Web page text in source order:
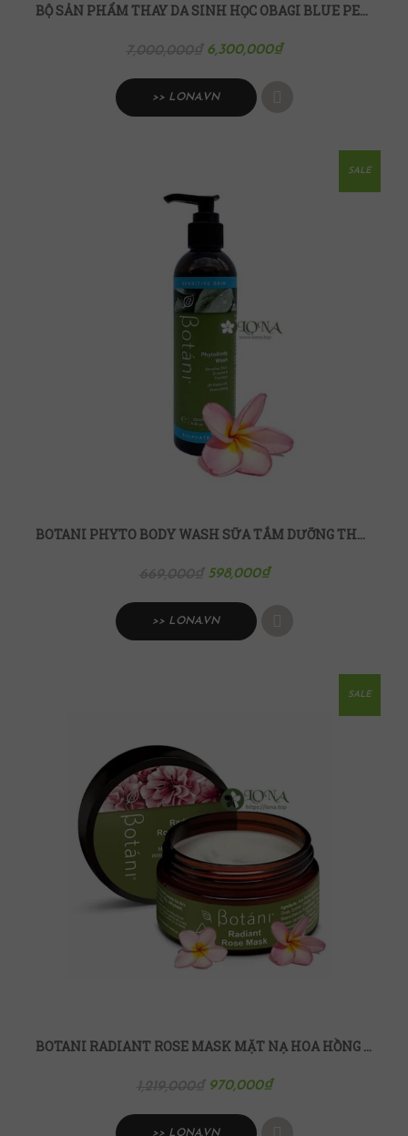
BỘ SẢN PHẨM THAY DA SINH HỌC OBAGI BLUE PEEL RADIANCE KIT
6,300,000₫
>> LONA.VN
SALE
BOTANI PHYTO BODY WASH SỮA TẮM DƯỠNG THỂ TOÀN THÂN
598,000₫
>> LONA.VN
SALE
BOTANI RADIANT ROSE MASK MẶT NẠ HOA HỒNG RẠNG RỠ
970,000₫
>> LONA.VN